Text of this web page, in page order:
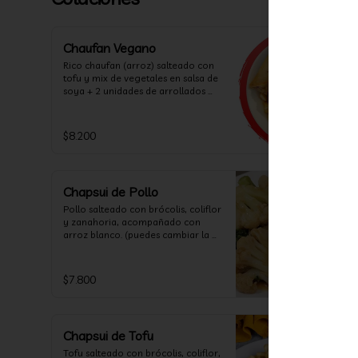
Chaufan Vegano
Rico chaufan (arroz) salteado con
tofu y mix de vegetales en salsa de
soya + 2 unidades de arrollados
$8.200
Chapsui de Pollo
Pollo salteado con brócolis, coliflor
y zanahoria, acompañado con
arroz blanco. (puedes cambiar la
$7.800
Chapsui de Tofu
Tofu salteado con brócolis, coliflor,